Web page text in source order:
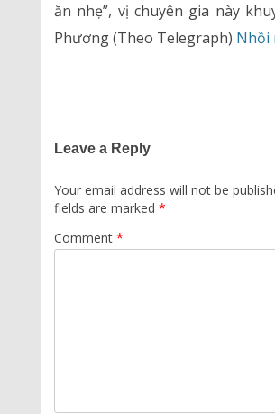
ăn nhẹ”, vị chuyên gia này
Phương (Theo Telegraph) Nhồi
Leave a Reply
Your email address will not be
fields are marked *
Comment *